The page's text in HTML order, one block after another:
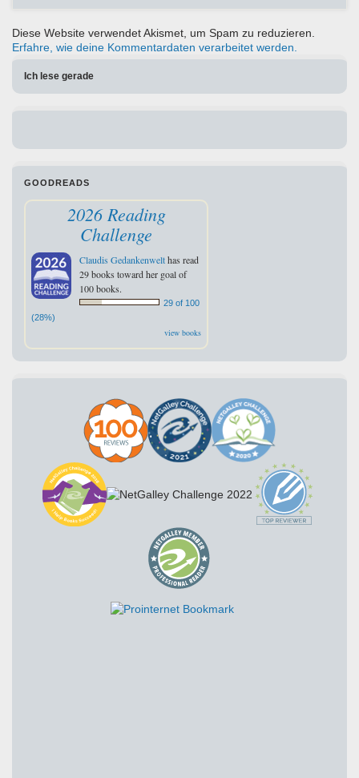
Diese Website verwendet Akismet, um Spam zu reduzieren.
Erfahre, wie deine Kommentardaten verarbeitet werden.
Ich lese gerade
GOODREADS
2026 Reading
Challenge
Claudis Gedankenwelthas read
29 books toward her goal of
100 books.
29 of 100
(28%)
view books